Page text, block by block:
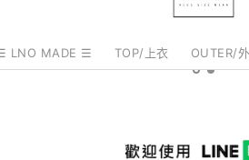
LNO MADE ☰ TOP/上衣 OUTER/